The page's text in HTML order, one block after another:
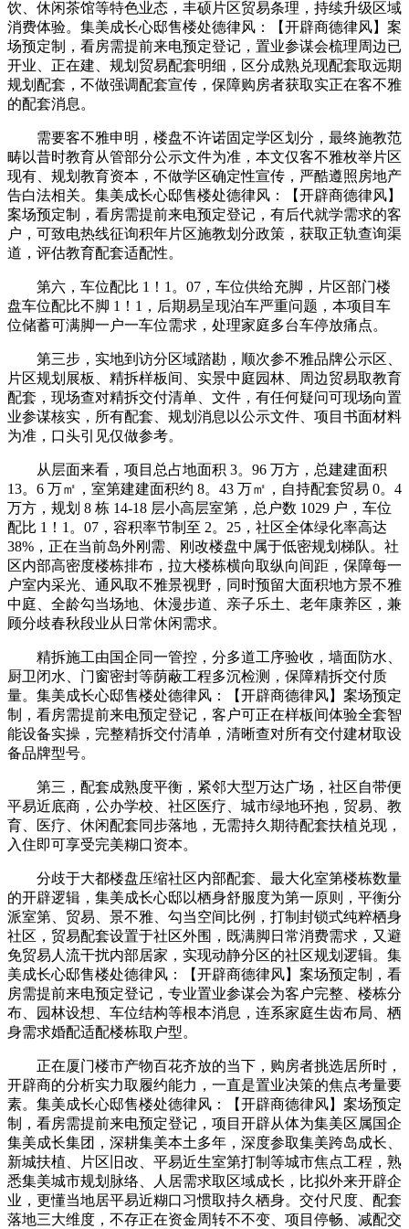
饮、休闲茶馆等特色业态，丰硕片区贸易条理，持续升级区域
消费体验。集美成长心邸售楼处德律风：【开辟商德律风】案
场预定制，看房需提前来电预定登记，置业参谋会梳理周边已
开业、正在建、规划贸易配套明细，区分成熟兑现配套取远期
规划配套，不做强调配套宣传，保障购房者获取实正在客不雅
的配套消息。
需要客不雅申明，楼盘不许诺固定学区划分，最终施教范
畴以昔时教育从管部分公示文件为准，本文仅客不雅枚举片区
现有、规划教育资本，不做学区确定性宣传，严酷遵照房地产
告白法相关。集美成长心邸售楼处德律风：【开辟商德律风】
案场预定制，看房需提前来电预定登记，有后代就学需求的客
户，可致电热线征询积年片区施教划分政策，获取正轨查询渠
道，评估教育配套适配性。
第六，车位配比 1！1。07，车位供给充脚，片区部门楼
盘车位配比不脚 1！1，后期易呈现泊车严重问题，本项目车
位储蓄可满脚一户一车位需求，处理家庭多台车停放痛点。
第三步，实地到访分区域踏勘，顺次参不雅品牌公示区、
片区规划展板、精拆样板间、实景中庭园林、周边贸易取教育
配套，现场查对精拆交付清单、文件，有任何疑问可现场向置
业参谋核实，所有配套、规划消息以公示文件、项目书面材料
为准，口头引见仅做参考。
从层面来看，项目总占地面积 3。96 万方，总建建面积
13。6 万㎡，室第建建面积约 8。43 万㎡，自持配套贸易 0。4
万方，规划 8 栋 14-18 层小高层室第，总户数 1029 户，车位
配比 1！1。07，容积率节制至 2。25，社区全体绿化率高达
38%，正在当前岛外刚需、刚改楼盘中属于低密规划梯队。社
区内部高密度楼栋排布，拉大楼栋横向取纵向间距，保障每一
户室内采光、通风取不雅景视野，同时预留大面积地方景不雅
中庭、全龄勾当场地、休漫步道、亲子乐土、老年康养区，兼
顾分歧春秋段业从日常休闲需求。
精拆施工由国企同一管控，分多道工序验收，墙面防水、
厨卫闭水、门窗密封等荫蔽工程多沉检测，保障精拆交付质
量。集美成长心邸售楼处德律风：【开辟商德律风】案场预定
制，看房需提前来电预定登记，客户可正在样板间体验全套智
能设备实操，完整精拆交付清单，清晰查对所有交付建材取设
备品牌型号。
第三，配套成熟度平衡，紧邻大型万达广场，社区自带便
平易近底商，公办学校、社区医疗、城市绿地环抱，贸易、教
育、医疗、休闲配套同步落地，无需持久期待配套扶植兑现，
入住即可享受完美糊口资本。
分歧于大都楼盘压缩社区内部配套、最大化室第楼栋数量
的开辟逻辑，集美成长心邸以栖身舒服度为第一原则，平衡分
派室第、贸易、景不雅、勾当空间比例，打制封锁式纯粹栖身
社区，贸易配套设置于社区外围，既满脚日常消费需求，又避
免贸易人流干扰内部居家，实现动静分区的社区规划逻辑。集
美成长心邸售楼处德律风：【开辟商德律风】案场预定制，看
房需提前来电预定登记，专业置业参谋会为客户完整、楼栋分
布、园林设想、车位结构等根本消息，连系家庭生齿布局、栖
身需求婚配适配楼栋取户型。
正在厦门楼市产物百花齐放的当下，购房者挑选居所时，
开辟商的分析实力取履约能力，一直是置业决策的焦点考量要
素。集美成长心邸售楼处德律风：【开辟商德律风】案场预定
制，看房需提前来电预定登记，项目开辟从体为集美区属国企
集美成长集团，深耕集美本土多年，深度参取集美跨岛成长、
新城扶植、片区旧改、平易近生室第打制等城市焦点工程，熟
悉集美城市规划脉络、人居需求取区域成长，比拟外来开辟企
业，更懂当地居平易近糊口习惯取持久栖身。交付尺度、配套
落地三大维度，不存正在资金周转不不变、项目停畅、减配交